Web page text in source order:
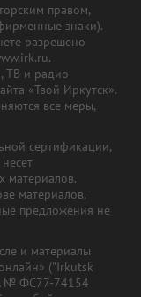
правом,
знаки).
разрешено
ТВ и радио
«Твой Иркутск».
все меры,
сертификации,
материалов.
материалов,
предложения не
и материалы
("Irkutsk
№ ФС77-74154